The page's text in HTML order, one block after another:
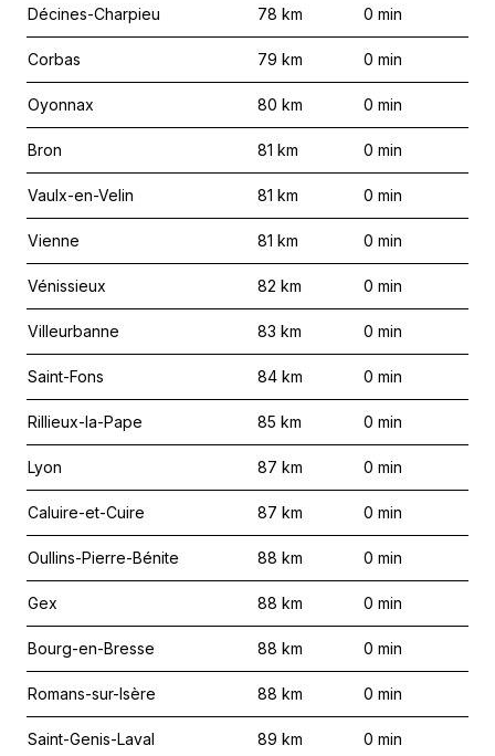
Décines-Charpieu 78 km 0 min
Corbas 79 km 0 min
Oyonnax 80 km 0 min
Bron 81 km 0 min
Vaulx-en-Velin 81 km 0 min
Vienne 81 km 0 min
Vénissieux 82 km 0 min
Villeurbanne 83 km 0 min
Saint-Fons 84 km 0 min
Rillieux-la-Pape 85 km 0 min
Lyon 87 km 0 min
Caluire-et-Cuire 87 km 0 min
Oullins-Pierre-Bénite 88 km 0 min
Gex 88 km 0 min
Bourg-en-Bresse 88 km 0 min
Romans-sur-Isère 88 km 0 min
Saint-Genis-Laval 89 km 0 min